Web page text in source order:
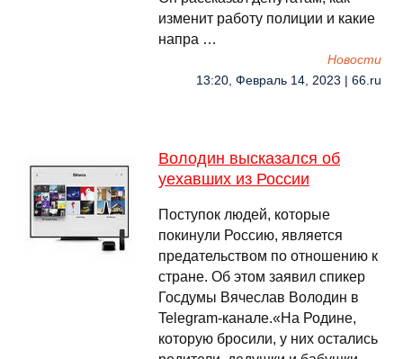
изменит работу полиции и какие
напра …
Новости
13:20, Февраль 14, 2023 | 66.ru
Володин высказался об
уехавших из России
Поступок людей, которые
покинули Россию, является
предательством по отношению к
стране. Об этом заявил спикер
Госдумы Вячеслав Володин в
Telegram-канале.«На Родине,
которую бросили, у них остались